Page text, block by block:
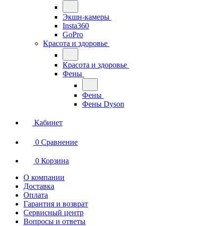
Экшн-камеры
Insta360
GoPro
Красота и здоровье
Красота и здоровье
Фены
Фены
Фены Dyson
Кабинет
0 Сравнение
0 Корзина
О компании
Доставка
Оплата
Гарантия и возврат
Сервисный центр
Вопросы и ответы